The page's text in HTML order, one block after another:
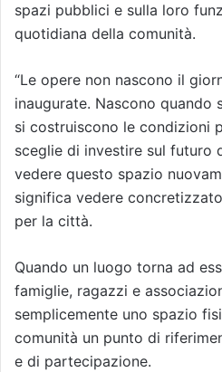
spazi pubblici e sulla loro
quotidiana della comunità.
“Le opere non nascono il
inaugurate. Nascono quando
si costruiscono le condizioni
sceglie di investire sul futuro
vedere questo spazio
significa vedere
per la città.
Quando un luogo torna ad
famiglie, ragazzi e
semplicemente uno spazio
comunità un punto di
e di partecipazione.